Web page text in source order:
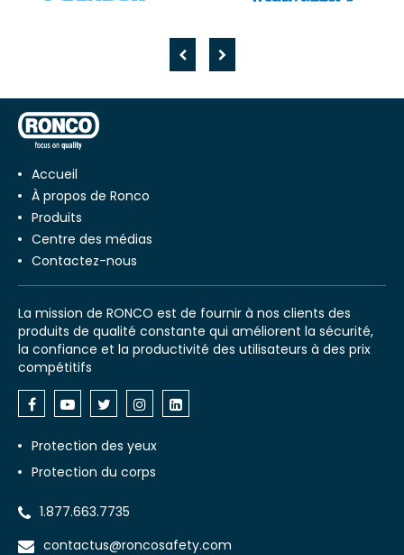
Accueil
À propos de Ronco
Produits
Centre des médias
Contactez-nous
La mission de RONCO est de fournir à nos clients des
produits de qualité constante qui améliorent la sécurité,
la confiance et la productivité des utilisateurs à des prix
compétitifs
Protection des yeux
Protection du corps
1.877.663.7735
contactus@roncosafety.com